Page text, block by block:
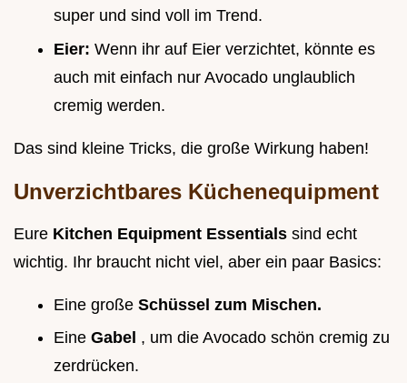
super und sind voll im Trend.
Eier: Wenn ihr auf Eier verzichtet, könnte es
auch mit einfach nur Avocado unglaublich
cremig werden.
Das sind kleine Tricks, die große Wirkung haben!
Unverzichtbares Küchenequipment
Eure Kitchen Equipment Essentials sind echt
wichtig. Ihr braucht nicht viel, aber ein paar Basics:
Eine große Schüssel zum Mischen.
Eine Gabel , um die Avocado schön cremig zu
zerdrücken.